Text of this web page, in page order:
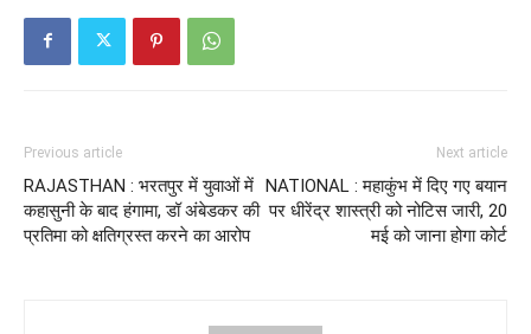
Previous article
RAJASTHAN : भरतपुर में युवाओं में
कहासुनी के बाद हंगामा, डॉ अंबेडकर की
प्रतिमा को क्षतिग्रस्त करने का आरोप
Next article
NATIONAL : महाकुंभ में दिए गए बयान
पर धीरेंद्र शास्त्री को नोटिस जारी, 20
मई को जाना होगा कोर्ट